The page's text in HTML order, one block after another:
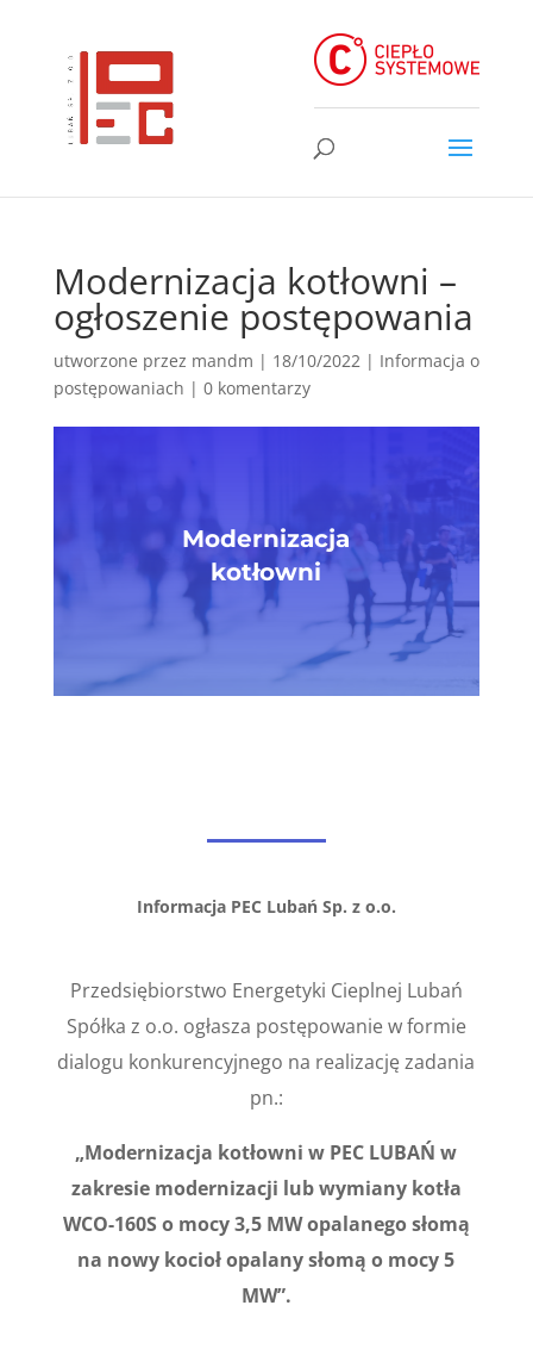
Modernizacja kotłowni –
ogłoszenie postępowania
utworzone przez mandm | 18/10/2022| Informacja o
postępowaniach | 0 komentarzy
Modernizacja
kotłowni
Informacja PEC Lubań Sp. z o.o.
Przedsiębiorstwo Energetyki Cieplnej Lubań
Spółka z o.o. ogłasza postępowanie w formie
dialogu konkurencyjnego na realizację zadania
pn.:
„Modernizacja kotłowni w PEC LUBAŃ w
zakresie modernizacji lub wymiany kotła
WCO-160S o mocy 3,5 MW opalanego słomą
na nowy kocioł opalany słomą o mocy 5
MW”.